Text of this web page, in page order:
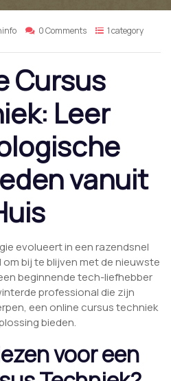
0 Comments 1 category
Cursus
Leer
vanuit
evolueert in een razendsnel
bij te blijven met de nieuwste
beginnende tech-liefhebber
professional die zijn
een online cursus techniek
bieden.
voor een